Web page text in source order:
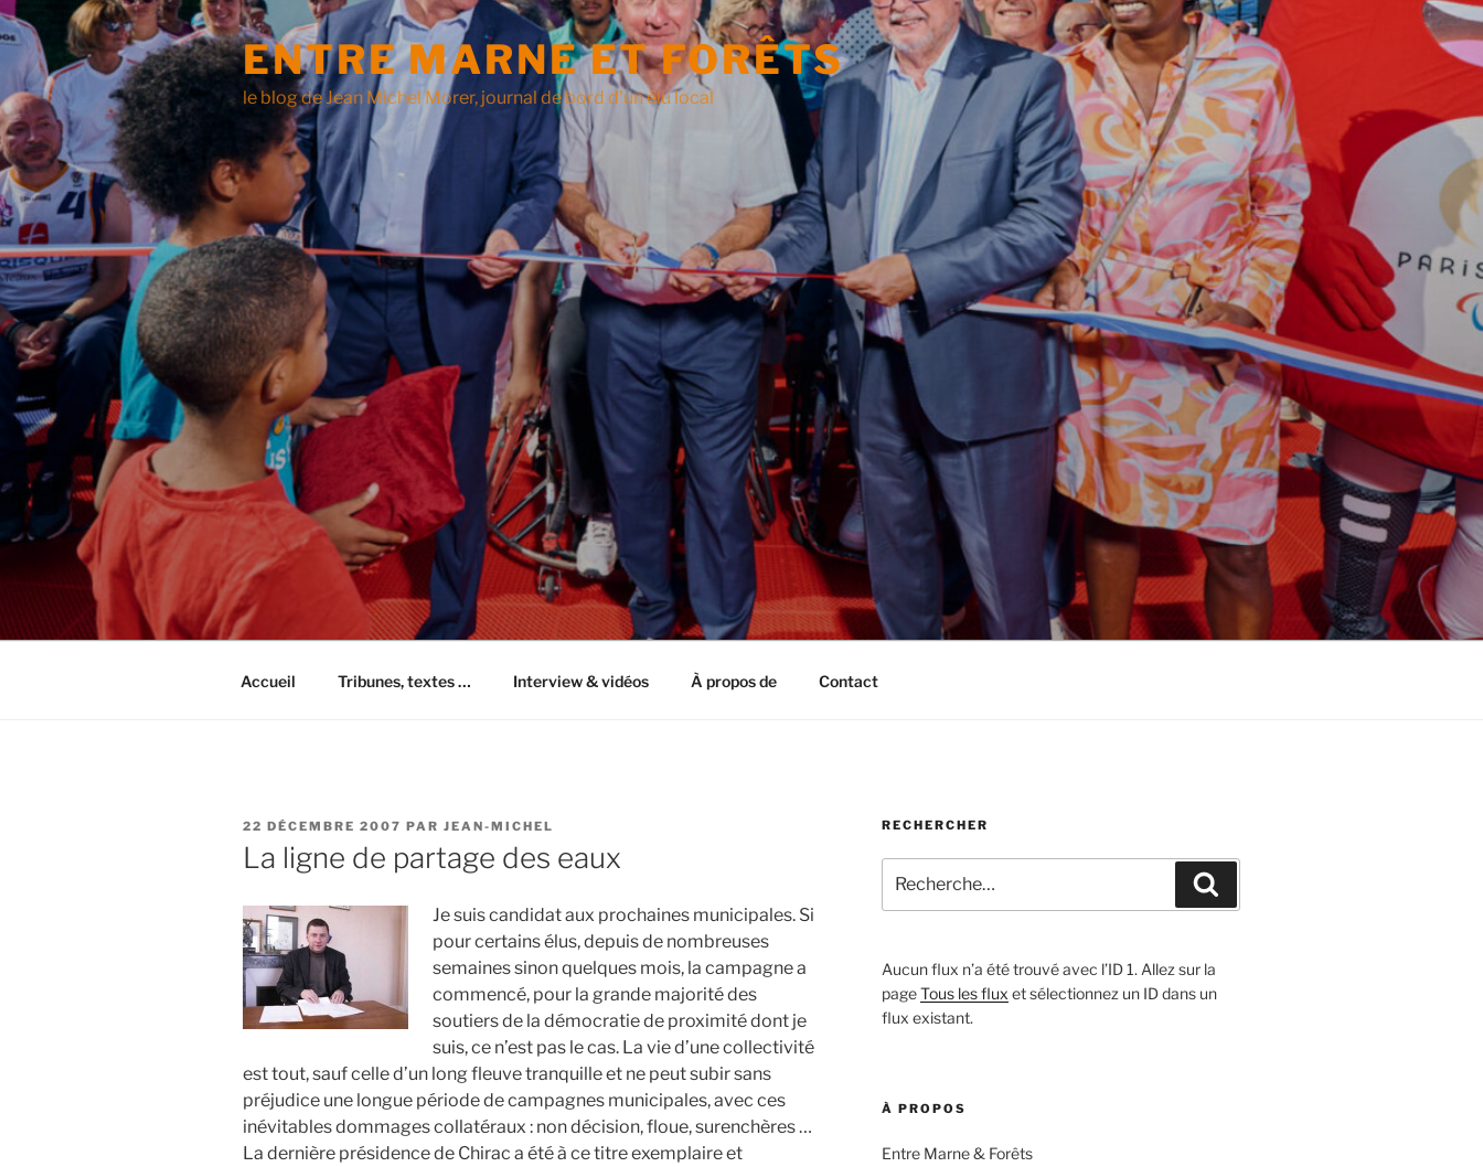
ENTRE MARNE ET FORÊTS
le blog de Jean Michel Morer, journal de bord d'un élu local
Accueil Tribunes, textes … Interview & vidéos À propos de Contact
PUBLIÉ
LE
22 DÉCEMBRE 2007 PAR JEAN-MICHEL
La ligne de partage des eaux
Je suis candidat aux prochaines municipales. Si
pour certains élus, depuis de nombreuses
semaines sinon quelques mois, la campagne a
commencé, pour la grande majorité des
soutiers de la démocratie de proximité dont je
suis, ce n’est pas le cas. La vie d’une collectivité
est tout, sauf celle d’un long fleuve tranquille et ne peut subir sans
préjudice une longue période de campagnes municipales, avec ces
inévitables dommages collatéraux : non décision, floue, surenchères …
La dernière présidence de Chirac a été à ce titre exemplaire et
RECHERCHER
pour
:
Aucun flux n’a été trouvé avec l’ID 1. Allez sur la
pageTous les flux et sélectionnez un ID dans un
flux existant.
À PROPOS
Entre Marne & Forêts